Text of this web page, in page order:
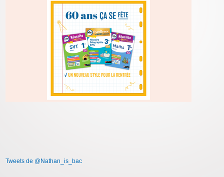
Tweets de @Nathan_is_bac